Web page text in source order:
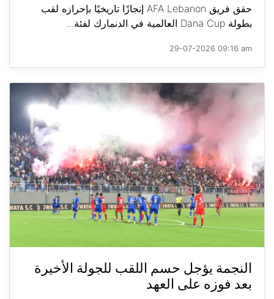
حقق فريق AFA Lebanon إنجازًا تاريخيًا بإحرازه لقب
بطولة Dana Cup العالمية في الدنمارك لفئة...
29-07-2026 09:16 am
النجمة يؤجل حسم اللقب للجولة الأخيرة
بعد فوزه على العهد